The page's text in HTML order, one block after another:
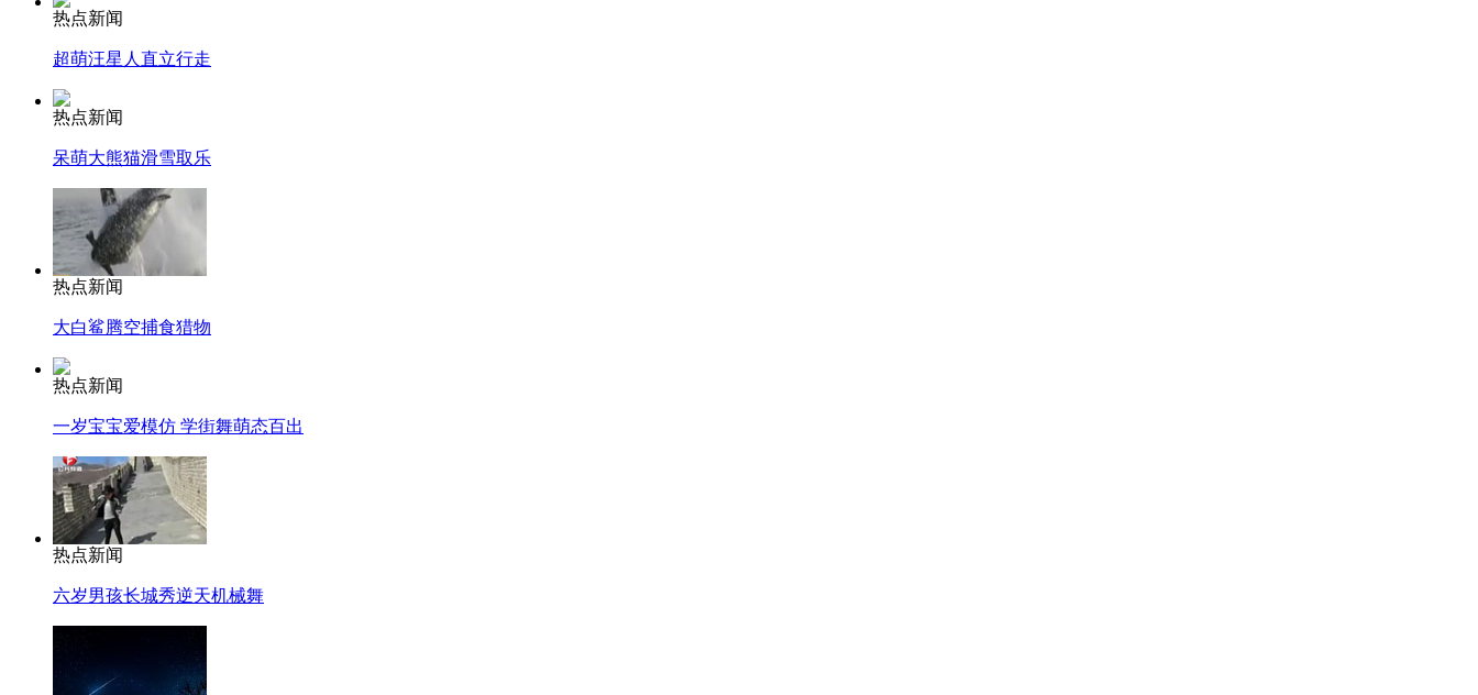
热点新闻
超萌汪星人直立行走
热点新闻
呆萌大熊猫滑雪取乐
热点新闻
大白鲨腾空捕食猎物
热点新闻
一岁宝宝爱模仿 学街舞萌态百出
热点新闻
六岁男孩长城秀逆天机械舞